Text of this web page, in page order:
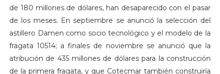
de 180 millones de dólares, han desaparecido con el pasar
de los meses. En septiembre se anunció la selección del
astillero Damen como socio tecnológico y el modelo de la
fragata 10514; a finales de noviembre se anunció que la
atribución de 435 millones de dólares para la construcción
de la primera fragata, y que Cotecmar también construiría